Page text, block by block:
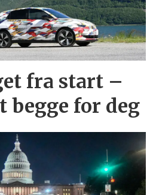
fra start –
begge for deg